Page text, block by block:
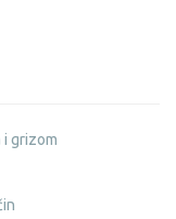
i grizom